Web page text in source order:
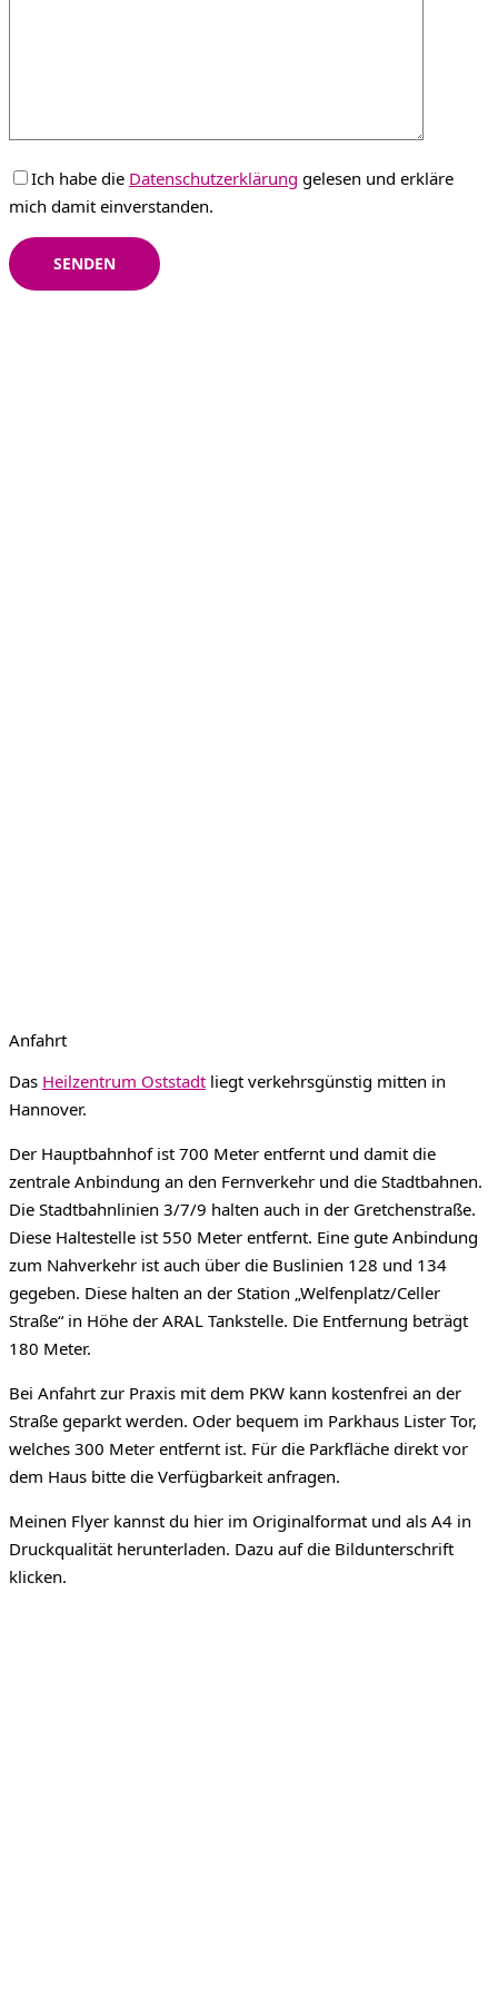
Bitte lasse dieses Feld leer.
Ich habe die Datenschutzerklärung gelesen und erkläre
mich damit einverstanden.
Anfahrt
Das Heilzentrum Oststadt liegt verkehrsgünstig mitten in
Hannover.
Der Hauptbahnhof ist 700 Meter entfernt und damit die
zentrale Anbindung an den Fernverkehr und die Stadtbahnen.
Die Stadtbahnlinien 3/7/9 halten auch in der Gretchenstraße.
Diese Haltestelle ist 550 Meter entfernt. Eine gute Anbindung
zum Nahverkehr ist auch über die Buslinien 128 und 134
gegeben. Diese halten an der Station „Welfenplatz/Celler
Straße“ in Höhe der ARAL Tankstelle. Die Entfernung beträgt
180 Meter.
Bei Anfahrt zur Praxis mit dem PKW kann kostenfrei an der
Straße geparkt werden. Oder bequem im Parkhaus Lister Tor,
welches 300 Meter entfernt ist. Für die Parkfläche direkt vor
dem Haus bitte die Verfügbarkeit anfragen.
Meinen Flyer kannst du hier im Originalformat und als A4 in
Druckqualität herunterladen. Dazu auf die Bildunterschrift
klicken.